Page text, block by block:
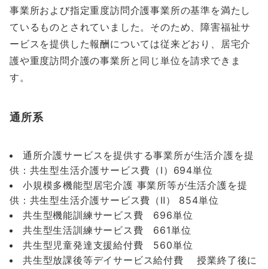
事業所および指定重度訪問介護事業所の基準を満たし
ているものとされていました。そのため、障害福祉サ
ービスを提供した報酬については従来どおり、居宅介
護や重度訪問介護の事業所と同じ単位を請求できま
す。
通所系
通所介護サービスを提供する事業所が生活介護を提
供：共生型生活介護サービス費（Ⅰ）694単位
小規模多機能型居宅介護 事業所等が生活介護を提
供：共生型生活介護サービス費（Ⅱ） 854単位
共生型機能訓練サービス費 696単位
共生型生活訓練サービス費 661単位
共生型児童発達支援給付費 560単位
共生型放課後等デイサービス給付費 授業終了後に